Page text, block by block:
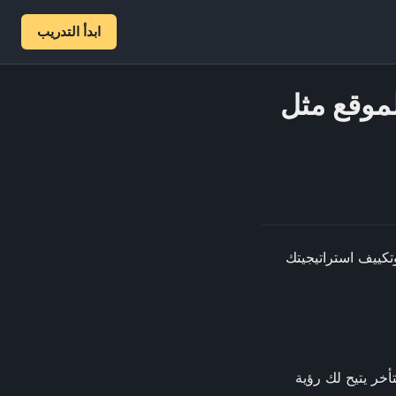
ابدأ التدريب
مثل
استراتيجيتك
يتيح لك رؤية